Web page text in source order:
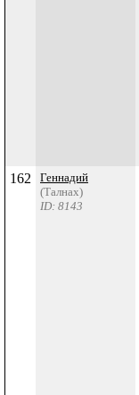
162
Геннадий
(Талнах)
ID: 8143